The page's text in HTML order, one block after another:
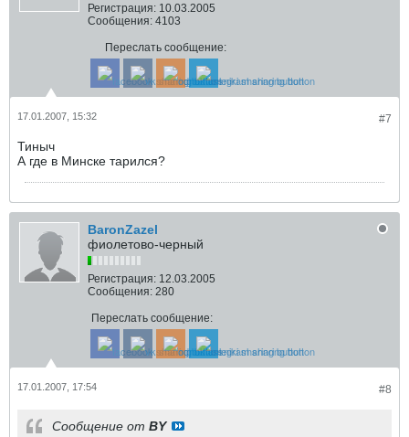
Регистрация: 10.03.2005
Сообщения: 4103
Переслать сообщение:
#7
17.01.2007, 15:32
Тиныч
А где в Минске тарился?
BaronZazel
фиолетово-черный
Регистрация: 12.03.2005
Сообщения: 280
Переслать сообщение:
#8
17.01.2007, 17:54
Сообщение от BY